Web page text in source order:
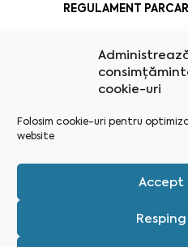
cookie-uri
Folosim cookie-uri pentru
website
REGULAMENT